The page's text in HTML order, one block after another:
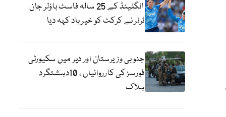
انگلینڈ کے 25 سالہ فاسٹ باؤلر جان
ٹرنر نے کرکٹ کو خیر باد کہہ دیا
جنوبی وزیرستان اور دیر میں سکیورٹی
فورسز کی کارروائیاں ، 10دہشتگرد
ہلاک